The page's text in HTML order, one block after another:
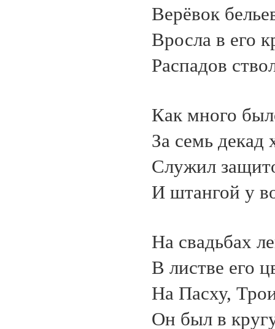
Верёвок
Вросла в его
Распадов
Как много
За семь декад
Служил
И штангой у
На свадьбах
В листве его
На Пасху,
Он был в